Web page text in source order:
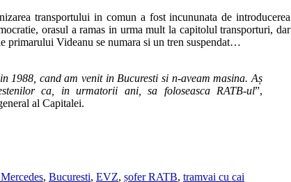
transportului in comun a fost incununata de introducerea
orasul a ramas in urma mult la capitolul transporturi, dar
primarului Videanu se numara si un tren suspendat…
1988, cand am venit in Bucuresti si n-aveam masina. Aș
ca, in urmatorii ani, sa foloseasca RATB-ul”,
al Capitalei.
, Bucuresti, EVZ, șofer RATB, tramvai cu cai